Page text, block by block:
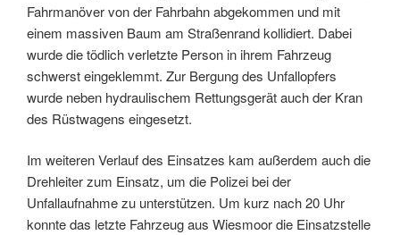
Fahrmanöver von der Fahrbahn abgekommen und mit
einem massiven Baum am Straßenrand kollidiert. Dabei
wurde die tödlich verletzte Person in ihrem Fahrzeug
schwerst eingeklemmt. Zur Bergung des Unfallopfers
wurde neben hydraulischem Rettungsgerät auch der Kran
des Rüstwagens eingesetzt.
Im weiteren Verlauf des Einsatzes kam außerdem auch die
Drehleiter zum Einsatz, um die Polizei bei der
Unfallaufnahme zu unterstützen. Um kurz nach 20 Uhr
konnte das letzte Fahrzeug aus Wiesmoor die Einsatzstelle